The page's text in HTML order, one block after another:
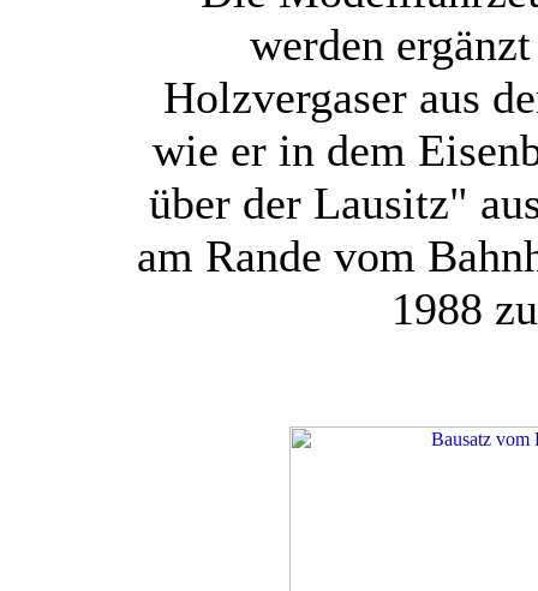
werden
Holzvergaser aus
wie er in dem
über der Lausitz"
am Rande vom
1988